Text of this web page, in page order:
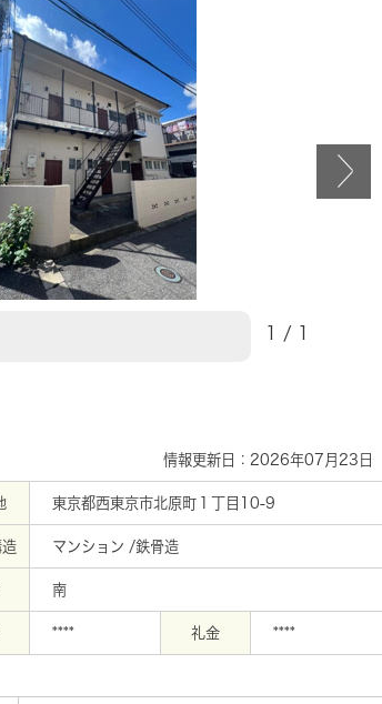
1 / 1
情報更新日：2026年07月23日
東京都西東京市北原町１丁目10-9
マンション /鉄骨造
南
**** 礼金 ****